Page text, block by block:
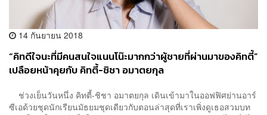
14 กันยายน 2018
“คิทดีใจนะที่มีคนสนใจแนนโน๊ะมากกว่าผู้ชายที่ผ่านมาของคิทตี้”
เปลือยหน้าคุยกับ คิทตี้-ชิชา อมาตยกุล
ช่วงเย็นวันหนึ่ง คิทตี้-ชิชา อมาตยกุล เดินเข้ามาในออฟฟิศย่านอาร์
ซีเอด้วยชุดนักเรียนมัธยมชุดเดียวกับตอนล่าสุดที่เราเพิ่งดูเธอสวมบท